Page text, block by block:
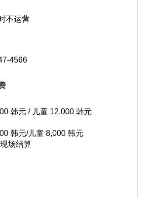
不运营
4566
韩元 / 儿童 12,000 韩元
韩元/儿童 8,000 韩元
场结算